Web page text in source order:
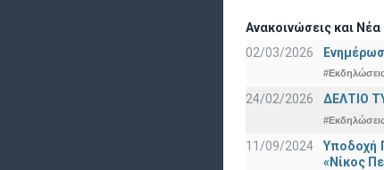
Ανακοινώσεις και Νέα
02/03/2026
#Εκδηλώσεις
24/02/2026 ΔΕΛΤΙΟ
#Εκδηλώσεις
11/09/2024
Υποδοχή
«Νίκος